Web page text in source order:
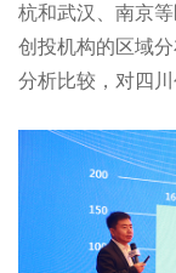
杭和武汉、南京
创投机构的区域
分析比较，对四